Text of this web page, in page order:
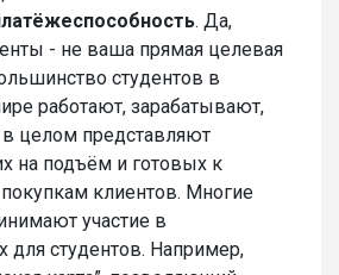
. Да,
- не ваша прямая целевая
студентов в
работают, зарабатывают,
в целом представляют
на подъём и готовых к
клиентов. Многие
участие в
для студентов. Например,